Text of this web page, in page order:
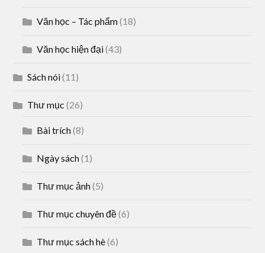
Văn học – Tác phẩm(18)
Văn học hiện đại(43)
Sách nói(11)
Thư mục (26)
Bài trích(8)
Ngày sách(1)
Thư mục ảnh(5)
Thư mục chuyên đề(6)
Thư mục sách hè(6)